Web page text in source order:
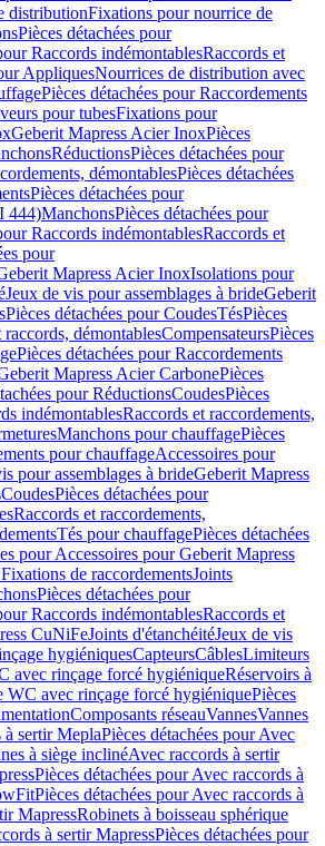
distributionFixations pour nourrice de
Pièces détachées pour
Raccords indémontablesRaccords et
AppliquesNourrices de distribution avec
Pièces détachées pour Raccordements
pour tubesFixations pour
Geberit Mapress Acier InoxPièces
RéductionsPièces détachées pour
démontablesPièces détachées
Pièces détachées pour
444)ManchonsPièces détachées pour
Raccords indémontablesRaccords et
pour
Mapress Acier InoxIsolations pour
Jeux de vis pour assemblages à brideGeberit
Pièces détachées pour CoudesTésPièces
démontablesCompensateursPièces
Pièces détachées pour Raccordements
Mapress Acier CarbonePièces
pour RéductionsCoudesPièces
indémontablesRaccords et raccordements,
Manchons pour chauffagePièces
pour chauffageAccessoires pour
pour assemblages à brideGeberit Mapress
CoudesPièces détachées pour
Raccords et raccordements,
Tés pour chauffagePièces détachées
pour Accessoires pour Geberit Mapress
de raccordementsJoints
Pièces détachées pour
Raccords indémontablesRaccords et
CuNiFeJoints d'étanchéitéJeux de vis
hygiéniquesCapteursCâblesLimiteurs
avec rinçage forcé hygiéniqueRéservoirs à
WC avec rinçage forcé hygiéniquePièces
Composants réseauVannesVannes
à sertir MeplaPièces détachées pour Avec
à siège inclinéAvec raccords à sertir
Pièces détachées pour Avec raccords à
Pièces détachées pour Avec raccords à
MapressRobinets à boisseau sphérique
à sertir MapressPièces détachées pour